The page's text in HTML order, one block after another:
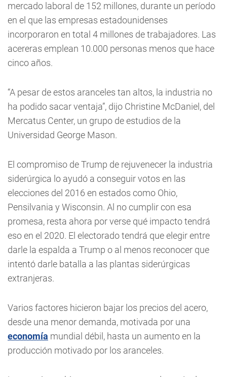
mercado laboral de 152 millones, durante un período
en el que las empresas estadounidenses
incorporaron en total 4 millones de trabajadores. Las
acereras emplean 10.000 personas menos que hace
cinco años.
“A pesar de estos aranceles tan altos, la industria no
ha podido sacar ventaja”, dijo Christine McDaniel, del
Mercatus Center, un grupo de estudios de la
Universidad George Mason.
El compromiso de Trump de rejuvenecer la industria
siderúrgica lo ayudó a conseguir votos en las
elecciones del 2016 en estados como Ohio,
Pensilvania y Wisconsin. Al no cumplir con esa
promesa, resta ahora por verse qué impacto tendrá
eso en el 2020. El electorado tendrá que elegir entre
darle la espalda a Trump o al menos reconocer que
intentó darle batalla a las plantas siderúrgicas
extranjeras.
Varios factores hicieron bajar los precios del acero,
desde una menor demanda, motivada por una
economía mundial débil, hasta un aumento en la
producción motivado por los aranceles.